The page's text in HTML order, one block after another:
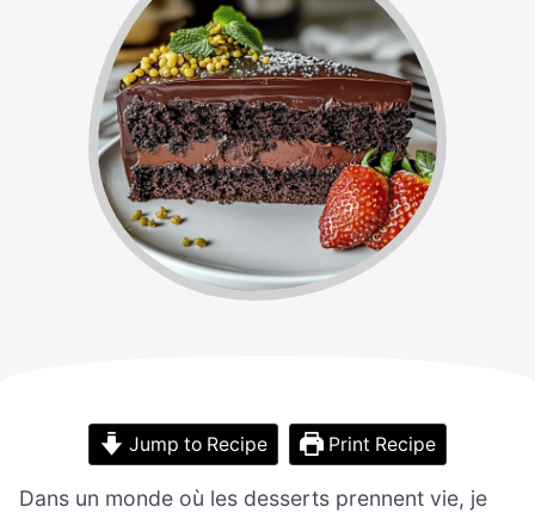
Jump to Recipe Print Recipe
Dans un monde où les desserts prennent vie, je